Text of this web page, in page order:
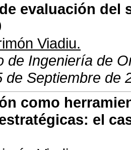
evaluación del
Viadiu.
de Ingeniería de
de Septiembre de
como
el